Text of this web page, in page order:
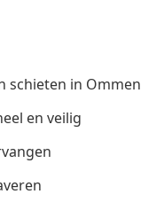
schieten in Ommen
en veilig